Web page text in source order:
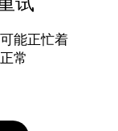
能正忙着
常